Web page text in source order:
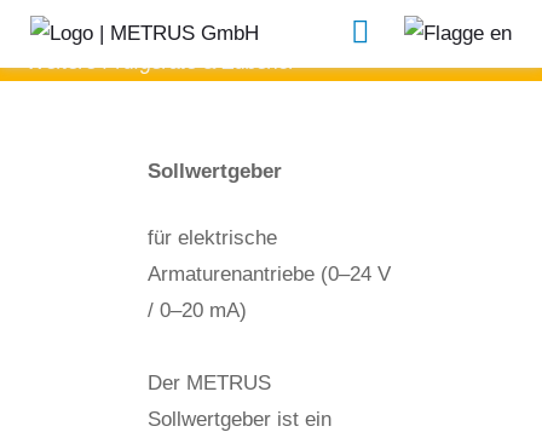
Sollwertgeber
Weitere Prüfgeräte & Zubehör
Sollwertgeber
für elektrische
Armaturenantriebe (0–24 V
/ 0–20 mA)
Der METRUS
Sollwertgeber ist ein